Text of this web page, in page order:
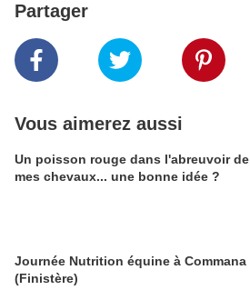
Partager
Vous aimerez aussi
Un poisson rouge dans l'abreuvoir de
mes chevaux... une bonne idée ?
Journée Nutrition équine à Commana
(Finistère)